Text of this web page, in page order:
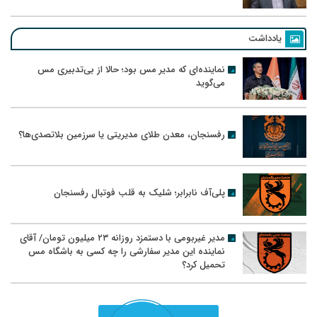
یادداشت
نماینده‌ای که مدیر مس بود؛ حالا از بی‌تدبیری مس
می‌گوید
رفسنجان، معدن طلای مدیریتی یا سرزمین بلاتصدی‌ها؟
پلی‌آف نابرابر؛ شلیک به قلب فوتبال رفسنجان
مدیر غیربومی با دستمزد روزانه ۲۳ میلیون تومان/ آقای
نماینده این مدیر سفارشی را چه کسی به باشگاه مس
تحمیل کرد؟